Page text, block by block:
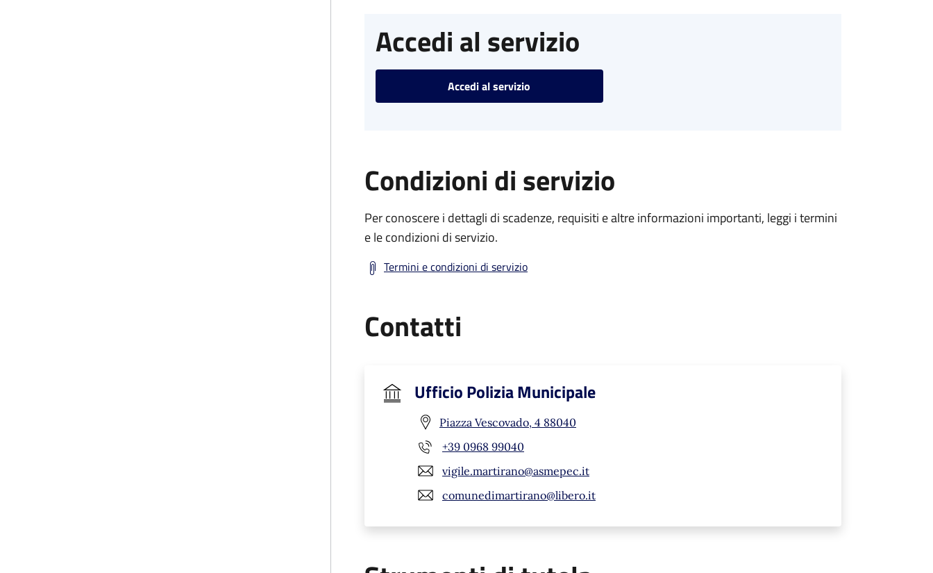
Accedi al servizio
Accedi al servizio
Condizioni di servizio
Per conoscere i dettagli di scadenze, requisiti e altre informazioni importanti, leggi i termini
e le condizioni di servizio.
Termini e condizioni di servizio
Contatti
Ufficio Polizia Municipale
Piazza Vescovado, 4 88040
+39 0968 99040
vigile.martirano@asmepec.it
comunedimartirano@libero.it